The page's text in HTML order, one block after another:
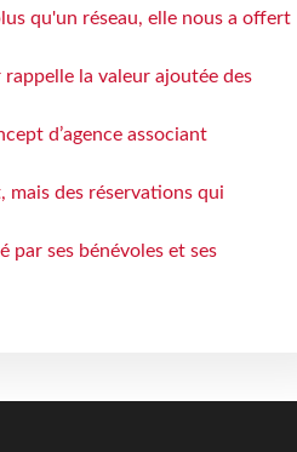
qu'un réseau, elle nous a offert
la valeur ajoutée des
d’agence associant
mais des réservations qui
par ses bénévoles et ses